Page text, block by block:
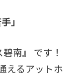
」
南』 です！
えるアットホ